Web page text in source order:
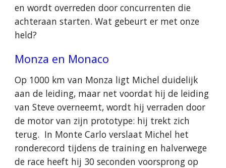
en wordt overreden door concurrenten die
achteraan starten. Wat gebeurt er met onze
held?
Monza en Monaco
Op 1000 km van Monza ligt Michel duidelijk
aan de leiding, maar net voordat hij de leiding
van Steve overneemt, wordt hij verraden door
de motor van zijn prototype: hij trekt zich
terug. In Monte Carlo verslaat Michel het
ronderecord tijdens de training en halverwege
de race heeft hij 30 seconden voorsprong op